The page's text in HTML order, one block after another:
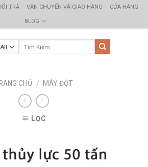
TRẢ VẬN CHUYỂN VÀ GIAO HÀNG CỬA HÀNG
BLOG
CHỦ / MÁY ĐỘT
LỌC